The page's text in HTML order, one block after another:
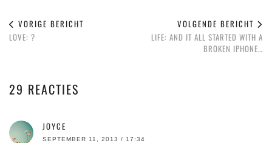
VORIGE BERICHT
LOVE: ?
VOLGENDE BERICHT
LIFE: AND IT ALL STARTED WITH A
BROKEN IPHONE…
29 REACTIES
JOYCE
SEPTEMBER 11, 2013 / 17:34